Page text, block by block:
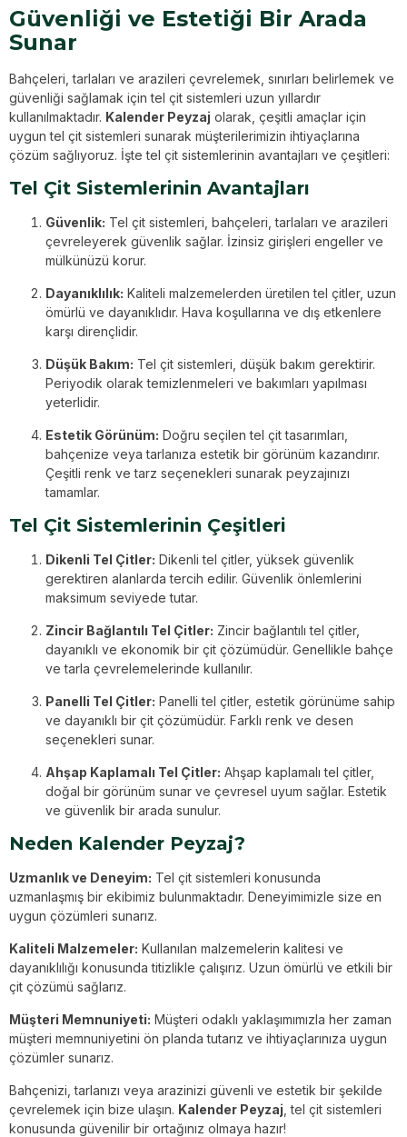
Güvenliği ve Estetiği Bir Arada
Sunar
Bahçeleri, tarlaları ve arazileri çevrelemek, sınırları belirlemek ve
güvenliği sağlamak için tel çit sistemleri uzun yıllardır
kullanılmaktadır. Kalender Peyzaj olarak, çeşitli amaçlar için
uygun tel çit sistemleri sunarak müşterilerimizin ihtiyaçlarına
çözüm sağlıyoruz. İşte tel çit sistemlerinin avantajları ve çeşitleri:
Tel Çit Sistemlerinin Avantajları
Güvenlik: Tel çit sistemleri, bahçeleri, tarlaları ve arazileri
çevreleyerek güvenlik sağlar. İzinsiz girişleri engeller ve
mülkünüzü korur.
Dayanıklılık: Kaliteli malzemelerden üretilen tel çitler, uzun
ömürlü ve dayanıklıdır. Hava koşullarına ve dış etkenlere
karşı dirençlidir.
Düşük Bakım: Tel çit sistemleri, düşük bakım gerektirir.
Periyodik olarak temizlenmeleri ve bakımları yapılması
yeterlidir.
Estetik Görünüm: Doğru seçilen tel çit tasarımları,
bahçenize veya tarlanıza estetik bir görünüm kazandırır.
Çeşitli renk ve tarz seçenekleri sunarak peyzajınızı
tamamlar.
Tel Çit Sistemlerinin Çeşitleri
Dikenli Tel Çitler: Dikenli tel çitler, yüksek güvenlik
gerektiren alanlarda tercih edilir. Güvenlik önlemlerini
maksimum seviyede tutar.
Zincir Bağlantılı Tel Çitler: Zincir bağlantılı tel çitler,
dayanıklı ve ekonomik bir çit çözümüdür. Genellikle bahçe
ve tarla çevrelemelerinde kullanılır.
Panelli Tel Çitler: Panelli tel çitler, estetik görünüme sahip
ve dayanıklı bir çit çözümüdür. Farklı renk ve desen
seçenekleri sunar.
Ahşap Kaplamalı Tel Çitler: Ahşap kaplamalı tel çitler,
doğal bir görünüm sunar ve çevresel uyum sağlar. Estetik
ve güvenlik bir arada sunulur.
Neden Kalender Peyzaj?
Uzmanlık ve Deneyim: Tel çit sistemleri konusunda
uzmanlaşmış bir ekibimiz bulunmaktadır. Deneyimimizle size en
uygun çözümleri sunarız.
Kaliteli Malzemeler: Kullanılan malzemelerin kalitesi ve
dayanıklılığı konusunda titizlikle çalışırız. Uzun ömürlü ve etkili bir
çit çözümü sağlarız.
Müşteri Memnuniyeti: Müşteri odaklı yaklaşımımızla her zaman
müşteri memnuniyetini ön planda tutarız ve ihtiyaçlarınıza uygun
çözümler sunarız.
Bahçenizi, tarlanızı veya arazinizi güvenli ve estetik bir şekilde
çevrelemek için bize ulaşın. Kalender Peyzaj , tel çit sistemleri
konusunda güvenilir bir ortağınız olmaya hazır!